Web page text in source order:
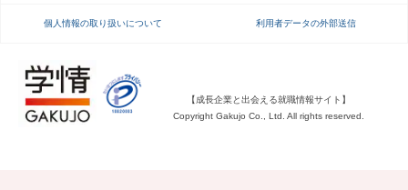
個人情報の取り扱いについて 利用者データの外部送信
【成長企業と出会える就職情報サイト】
Copyright Gakujo Co., Ltd. All rights reserved.